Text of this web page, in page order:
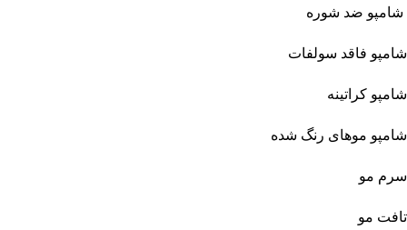
شامپو ضد شوره
شامپو فاقد سولفات
شامپو کراتینه
شامپو موهای رنگ شده
سرم مو
تافت مو